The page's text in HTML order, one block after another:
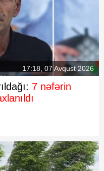
17:18, 07 Avqust 2026
7 nəfərin